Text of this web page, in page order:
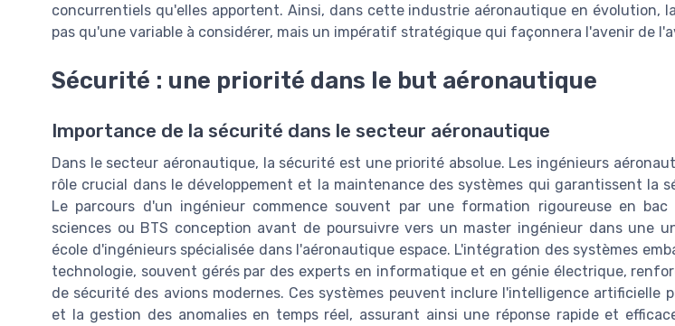
concurrentiels qu'elles apportent. Ainsi, dans cette industrie aéronautique en évolution,
pas qu'une variable à considérer, mais un impératif stratégique qui façonnera l'avenir de
Sécurité : une priorité dans le but aéronautique
Importance de la sécurité dans le secteur aéronautique
Dans le secteur aéronautique, la sécurité est une priorité absolue. Les ingénieurs
rôle crucial dans le développement et la maintenance des systèmes qui garantissent la
Le parcours d'un ingénieur commence souvent par une formation rigoureuse en
sciences ou BTS conception avant de poursuivre vers un master ingénieur dans une
école d'ingénieurs spécialisée dans l'aéronautique espace. L'intégration des systèmes
technologie, souvent gérés par des experts en informatique et en génie électrique,
de sécurité des avions modernes. Ces systèmes peuvent inclure l'intelligence artificielle
et la gestion des anomalies en temps réel, assurant ainsi une réponse rapide et